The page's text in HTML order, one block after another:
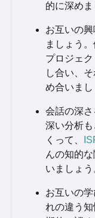
的に深めま
お互いの
ましょう
プロジェ
し合い、
め合いまし
会話の深
深い分析
くって、
んの知的
いましょう
お互いの
れの違う